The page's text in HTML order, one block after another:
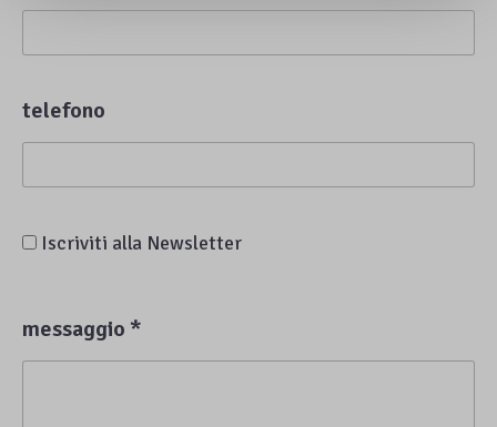
telefono
Iscriviti alla Newsletter
messaggio *